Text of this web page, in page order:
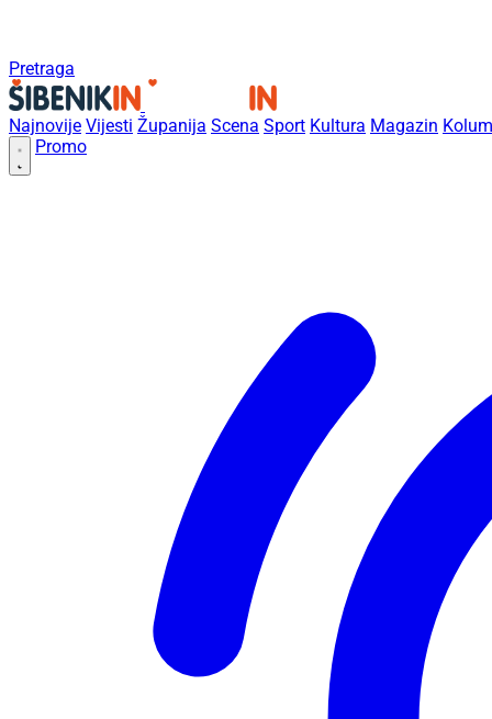
Pretraga
Najnovije Vijesti Županija Scena Sport Kultura Magazin
Promo